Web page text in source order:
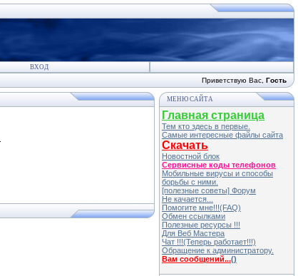
ВХОД
Приветствую Вас Гость
МЕНЮ САЙТА
Главная страница
Тем кто здесь в первые.
Самые интересные файлы сайта
Скачать
Новостной блок
Сервисные коды телефонов
Мобильные вирусы и способы
борьбы с ними.
[полезные советы] Форум
Не качается...
Помогите мне!!!(FAQ)
Обмен ссылками
Полезные ресурсы !!!
Для Веб Мастера
Чат !!!(Теперь работает!!!)
Обращение к администратору.
Вам сообщений...()